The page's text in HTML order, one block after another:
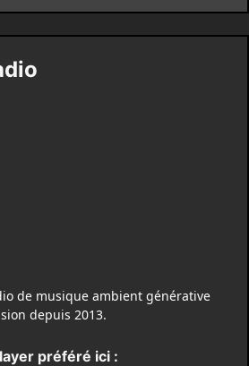
de musique ambient générative
depuis 2013.
préféré ici :